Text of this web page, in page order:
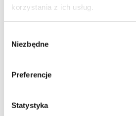
korzystania z ich usług.
zgody
Niezbędne
Preferencje
Statystyka
Calisia M SMOOTH szary